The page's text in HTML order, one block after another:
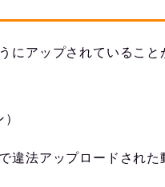
にアップされていること
違法アップロードされ